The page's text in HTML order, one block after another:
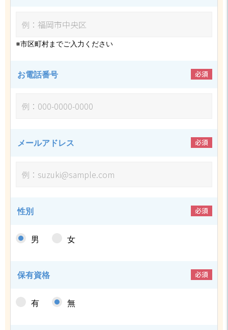
※市区町村までご入力ください
お電話番号 必須
メールアドレス 必須
性別 必須
男 女
保有資格 必須
有 無